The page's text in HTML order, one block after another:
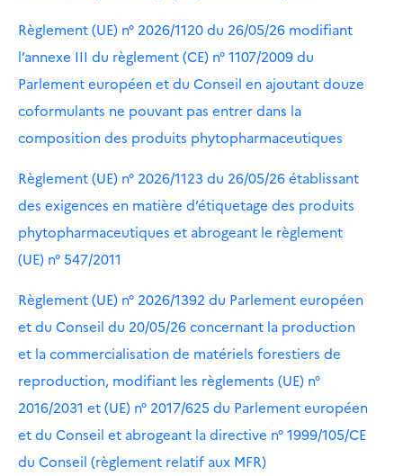
Règlement (UE) n° 2026/1120 du 26/05/26 modifiant
l’annexe III du règlement (CE) n° 1107/2009 du
Parlement européen et du Conseil en ajoutant douze
coformulants ne pouvant pas entrer dans la
composition des produits phytopharmaceutiques
Règlement (UE) n° 2026/1123 du 26/05/26 établissant
des exigences en matière d’étiquetage des produits
phytopharmaceutiques et abrogeant le règlement
(UE) n° 547/2011
Règlement (UE) n° 2026/1392 du Parlement européen
et du Conseil du 20/05/26 concernant la production
et la commercialisation de matériels forestiers de
reproduction, modifiant les règlements (UE) n°
2016/2031 et (UE) n° 2017/625 du Parlement européen
et du Conseil et abrogeant la directive n° 1999/105/CE
du Conseil (règlement relatif aux MFR)